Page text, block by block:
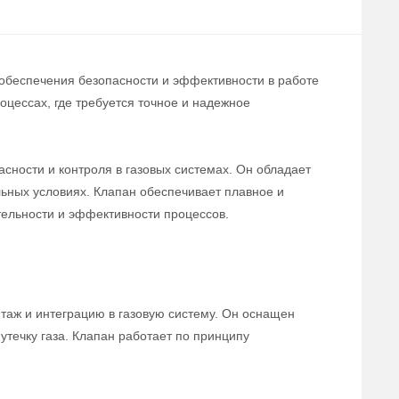
безопасности и эффективности в работе
где требуется точное и надежное
и контроля в газовых системах. Он обладает
условиях. Клапан обеспечивает плавное и
и эффективности процессов.
и интеграцию в газовую систему. Он оснащен
газа. Клапан работает по принципу